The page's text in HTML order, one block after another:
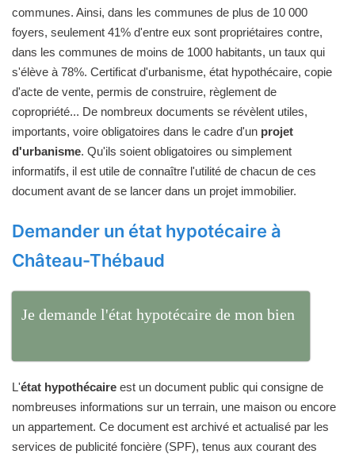
communes. Ainsi, dans les communes de plus de 10 000
foyers, seulement 41% d'entre eux sont propriétaires contre,
dans les communes de moins de 1000 habitants, un taux qui
s'élève à 78%. Certificat d'urbanisme, état hypothécaire, copie
d'acte de vente, permis de construire, règlement de
copropriété... De nombreux documents se révèlent utiles,
importants, voire obligatoires dans le cadre d'un projet
d'urbanisme. Qu'ils soient obligatoires ou simplement
informatifs, il est utile de connaître l'utilité de chacun de ces
document avant de se lancer dans un projet immobilier.
Demander un état hypotécaire à
Château-Thébaud
Je demande l'état hypotécaire de mon bien
L'état hypothécaire est un document public qui consigne de
nombreuses informations sur un terrain, une maison ou encore
un appartement. Ce document est archivé et actualisé par les
services de publicité foncière (SPF), tenus aux courant des